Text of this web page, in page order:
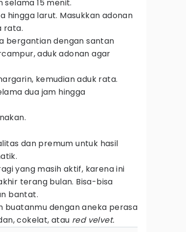
selama 15 menit.
hingga larut. Masukkan adonan
rata.
bergantian dengan santan
aduk adonan agar
kemudian aduk rata.
dua jam hingga
dan premum untuk hasil
yang masih aktif, karena ini
terang bulan. Bisa-bisa
bantat.
buatanmu dengan aneka perasa
cokelat, atau red velvet.